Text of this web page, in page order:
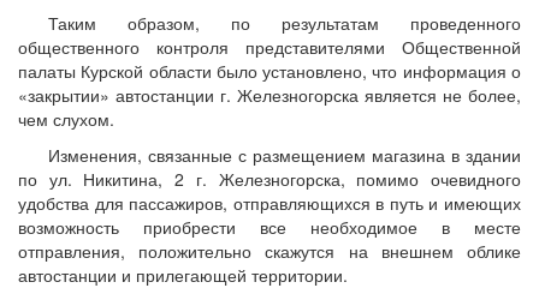
Таким образом, по результатам проведенного
общественного контроля представителями Общественной
палаты Курской области было установлено, что информация о
«закрытии» автостанции г. Железногорска является не более,
чем слухом.
Изменения, связанные с размещением магазина в здании
по ул. Никитина, 2 г. Железногорска, помимо очевидного
удобства для пассажиров, отправляющихся в путь и имеющих
возможность приобрести все необходимое в месте
отправления, положительно скажутся на внешнем облике
автостанции и прилегающей территории.